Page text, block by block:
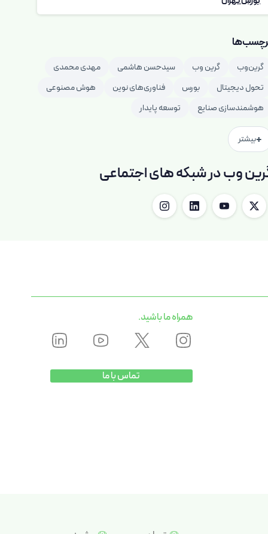
گرین‌وب گرین وب سیدحسن هاشمی
مهدی محمدی
تحول دیجیتال
بورس فناوری‌های نوین
هوش مصنوعی
هوشمندسازی صنایع
توسعه پایدار
+بیشتر
وب در شبکه های اجتماعی
همراه ما باشید.
تماس با ما